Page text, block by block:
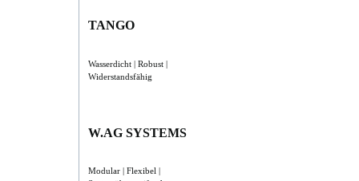
TANGO
Wasserdicht | Robust |
Widerstandsfähig
W.AG SYSTEMS
Modular | Flexibel |